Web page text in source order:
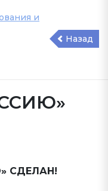
и
Назад
СДЕЛАН!